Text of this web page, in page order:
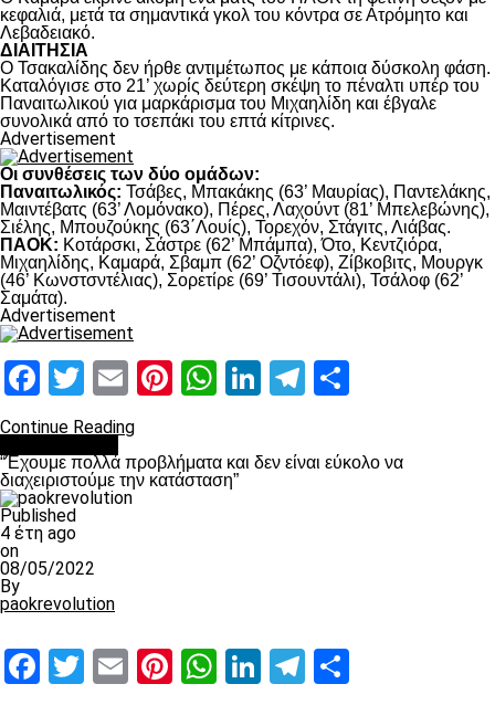
κεφαλιά, μετά τα σημαντικά γκολ του κόντρα σε Ατρόμητο και
Λεβαδειακό.
ΔΙΑΙΤΗΣΙΑ
Ο Τσακαλίδης δεν ήρθε αντιμέτωπος με κάποια δύσκολη φάση.
Καταλόγισε στο 21’ χωρίς δεύτερη σκέψη το πέναλτι υπέρ του
Παναιτωλικού για μαρκάρισμα του Μιχαηλίδη και έβγαλε
συνολικά από το τσεπάκι του επτά κίτρινες.
Advertisement
Οι συνθέσεις των δύο ομάδων:
Παναιτωλικός: Τσάβες, Μπακάκης (63’ Μαυρίας), Παντελάκης,
Μαιντέβατς (63’ Λομόνακο), Πέρες, Λαχούντ (81’ Μπελεβώνης),
Σιέλης, Μπουζούκης (63΄Λουίς), Τορεχόν, Στάγιτς, Λιάβας.
ΠΑΟΚ: Κοτάρσκι, Σάστρε (62’ Μπάμπα), Ότο, Κεντζιόρα,
Μιχαηλίδης, Καμαρά, Σβαμπ (62’ Οζντόεφ), Ζίβκοβιτς, Μουργκ
(46’ Κωνστσντέλιας), Σορετίρε (69’ Τισουντάλι), Τσάλοφ (62’
Σαμάτα).
Advertisement
Facebook
Twitter
EmailPinterest
WhatsApp
LinkedIn
Telegram
Continue Reading
“Έχουμε πολλά προβλήματα και δεν είναι εύκολο να
διαχειριστούμε την κατάσταση”
Published
4 έτη ago
on
08/05/2022
By
paokrevolution
Facebook
Twitter
EmailPinterest
WhatsApp
LinkedIn
Telegram